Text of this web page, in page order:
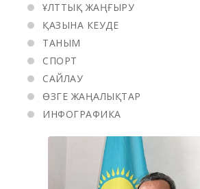
ҰЛТТЫҚ ЖАҢҒЫРУ
ҚАЗЫНА КЕУДЕ
ТАНЫМ
СПОРТ
САЙЛАУ
ӨЗГЕ ЖАҢАЛЫҚТАР
ИНФОГРАФИКА